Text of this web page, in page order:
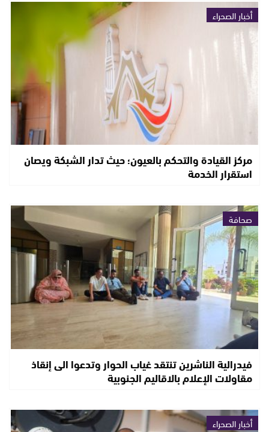
أخبار الصحراء
مركز القيادة والتحكم بالعيون؛ حيث تدار الشبكة ويصان
استقرار الخدمة
صحافة
فيدرالية الناشرين تنتقد غياب الحوار وتدعوا الى إنقاذ
مقاولات الإعلام بالاقاليم الجنوبية
أخبار الصحراء